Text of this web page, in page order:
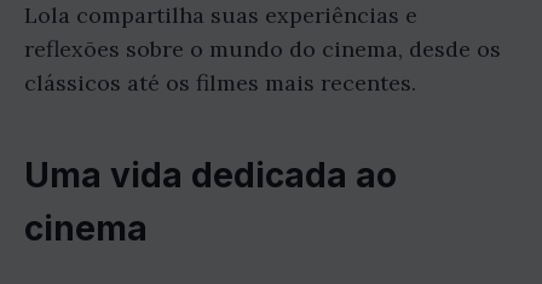
Lola compartilha suas experiências e
reflexões sobre o mundo do cinema, desde os
clássicos até os filmes mais recentes.
Uma vida dedicada ao
cinema